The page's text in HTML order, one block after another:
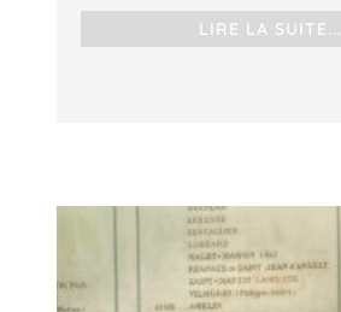
LIRE LA SUITE...